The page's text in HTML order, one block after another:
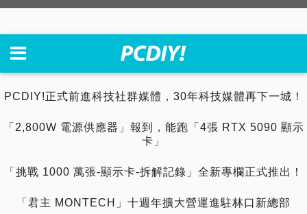
PCDIY!正式前進科技社群媒體，30年科技媒體再下一城！
「2,800W 電源供應器」報到，能跑「4張 RTX 5090 顯示
卡」
「挑戰 1000 萬張-顯示卡-拆解記錄」全新專欄正式推出！
「君主 MONTECH」十週年擴大營運進駐林口新總部